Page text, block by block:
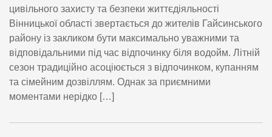
цивільного захисту та безпеки життєдіяльності
Вінницької області звертається до жителів Гайсинського
району із закликом бути максимально уважними та
відповідальними під час відпочинку біля водойм. Літній
сезон традиційно асоціюється з відпочинком, купанням
та сімейним дозвіллям. Однак за приємними
моментами нерідко […]